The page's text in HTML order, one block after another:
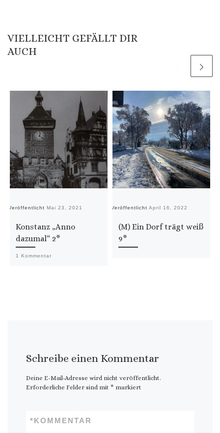
VIELLEICHT GEFÄLLT DIR
AUCH
Veröffentlicht Mai 23, 2021
Konstanz „Anno
dazumal“ 2*
1 Kommentar
Veröffentlicht April 16, 2022
(M) Ein Dorf trägt weiß
9*
Schreibe einen Kommentar
Deine E-Mail-Adresse wird nicht veröffentlicht.
Erforderliche Felder sind mit * markiert
KOMMENTAR
*